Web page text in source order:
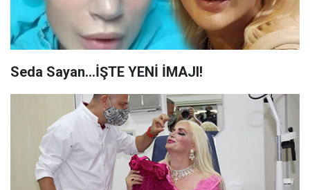
Seda Sayan...İŞTE YENİ İMAJI!